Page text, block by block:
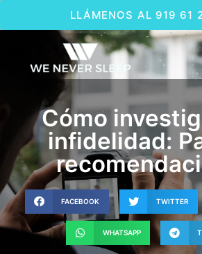
LLÁMENOS AL 919 61
Cómo
infidelidad:
FACEBOOK TWITTER
WHATSAPP